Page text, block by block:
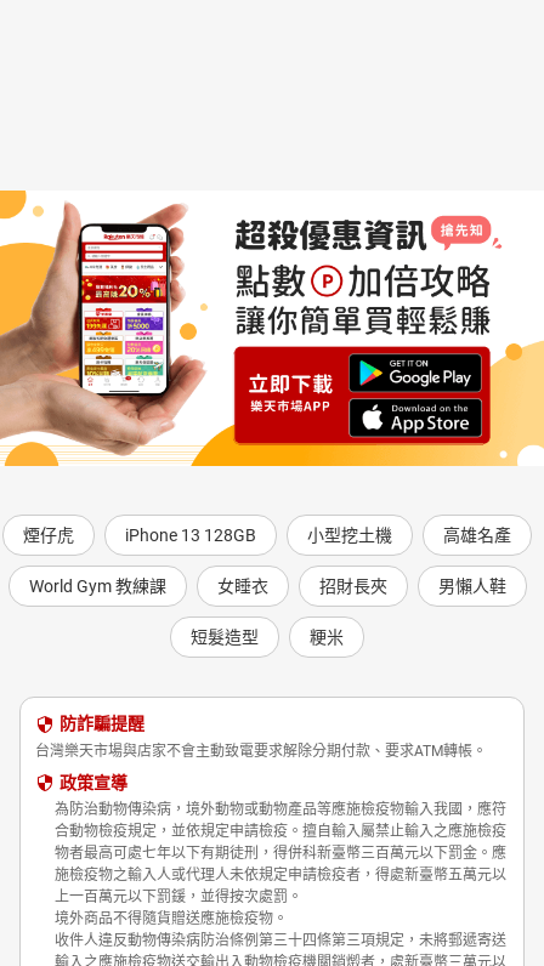
煙仔虎 iPhone 13 128GB 小型挖土機 高雄名產
World Gym 教練課 女睡衣 招財長夾 男懶人鞋
短髮造型 粳米
防詐騙提醒
台灣樂天市場與店家不會主動致電要求解除分期付款、要求ATM轉帳。
政策宣導
為防治動物傳染病，境外動物或動物產品等應施檢疫物輸入我國，應符
合動物檢疫規定，並依規定申請檢疫。擅自輸入屬禁止輸入之應施檢疫
物者最高可處七年以下有期徒刑，得併科新臺幣三百萬元以下罰金。應
施檢疫物之輸入人或代理人未依規定申請檢疫者，得處新臺幣五萬元以
上一百萬元以下罰鍰，並得按次處罰。
境外商品不得隨貨贈送應施檢疫物。
收件人違反動物傳染病防治條例第三十四條第三項規定，未將郵遞寄送
輸入之應施檢疫物送交輸出入動物檢疫機關銷燬者，處新臺幣三萬元以